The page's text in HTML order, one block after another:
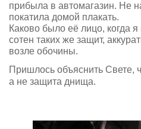
прибыла в автомагазин. Не
покатила домой плакать.
Каково было её лицо, когда
сотен таких же защит,
возле обочины.
Пришлось объяснить Свете,
а не защита днища.